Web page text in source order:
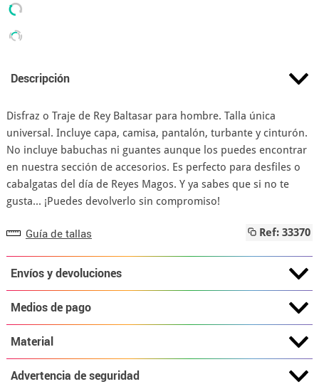
Descripción
Disfraz o Traje de Rey Baltasar para hombre. Talla única
universal. Incluye capa, camisa, pantalón, turbante y cinturón.
No incluye babuchas ni guantes aunque los puedes encontrar
en nuestra sección de accesorios. Es perfecto para desfiles o
cabalgatas del día de Reyes Magos. Y ya sabes que si no te
gusta... ¡Puedes devolverlo sin compromiso!
Guía de tallas Ref: 33370
Envíos y devoluciones
Medios de pago
Material
Advertencia de seguridad